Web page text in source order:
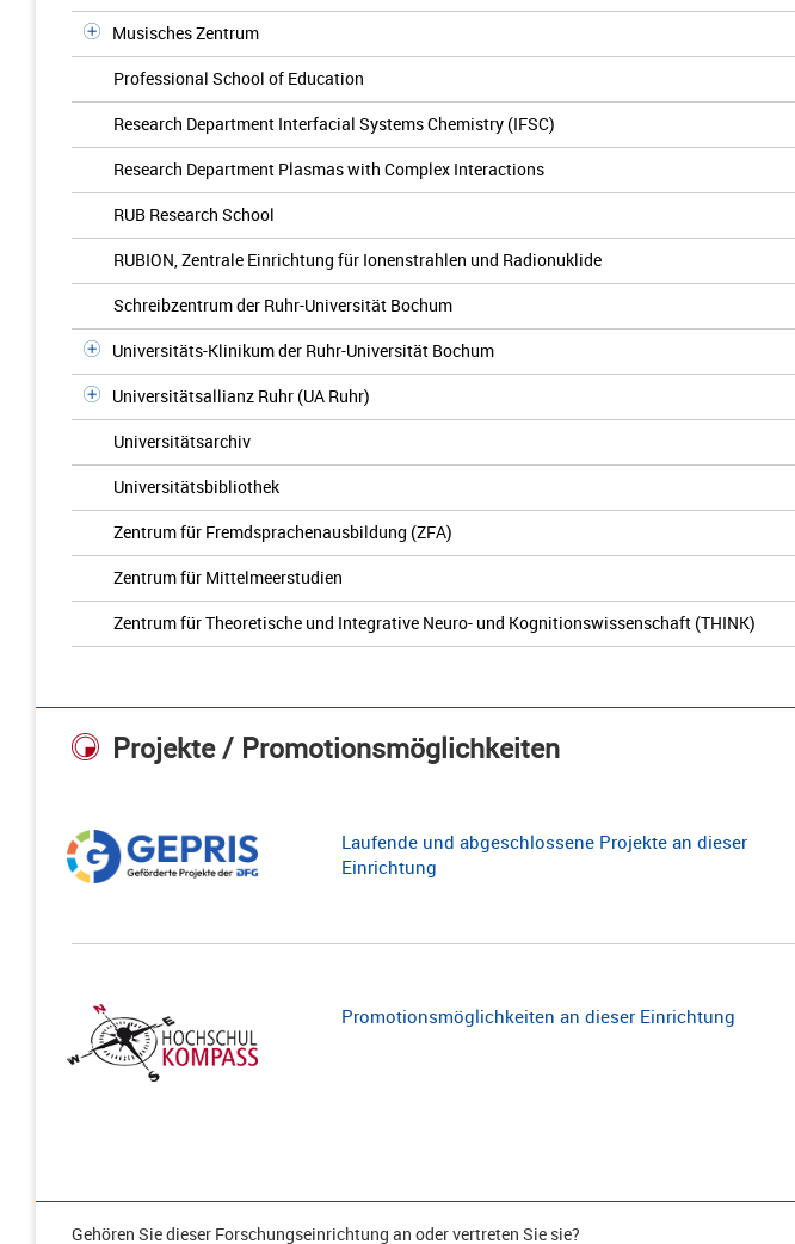
Musisches Zentrum
Professional School of Education
Research Department Interfacial Systems Chemistry (IFSC)
Research Department Plasmas with Complex Interactions
RUB Research School
RUBION, Zentrale Einrichtung für Ionenstrahlen und Radionuklide
Schreibzentrum der Ruhr-Universität Bochum
Universitäts-Klinikum der Ruhr-Universität Bochum
Universitätsallianz Ruhr (UA Ruhr)
Universitätsarchiv
Universitätsbibliothek
Zentrum für Fremdsprachenausbildung (ZFA)
Zentrum für Mittelmeerstudien
Zentrum für Theoretische und Integrative Neuro- und Kognitionswissenschaft (THINK)
Projekte / Promotionsmöglichkeiten
Laufende und abgeschlossene Projekte an dieser
Einrichtung
Promotionsmöglichkeiten an dieser Einrichtung
Gehören Sie dieser Forschungseinrichtung an oder vertreten Sie sie?